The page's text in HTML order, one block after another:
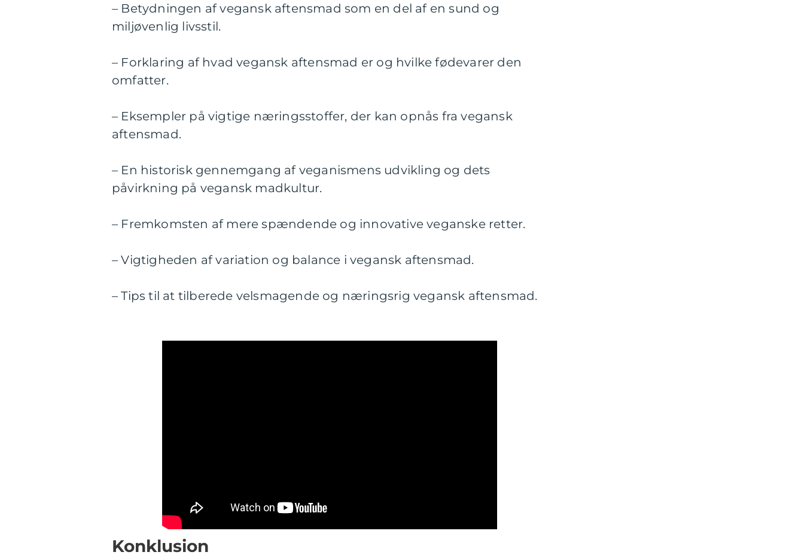
– Betydningen af vegansk aftensmad som en del af en sund og
miljøvenlig livsstil.
– Forklaring af hvad vegansk aftensmad er og hvilke fødevarer den
omfatter.
– Eksempler på vigtige næringsstoffer, der kan opnås fra vegansk
aftensmad.
– En historisk gennemgang af veganismens udvikling og dets
påvirkning på vegansk madkultur.
– Fremkomsten af mere spændende og innovative veganske retter.
– Vigtigheden af variation og balance i vegansk aftensmad.
– Tips til at tilberede velsmagende og næringsrig vegansk aftensmad.
Konklusion